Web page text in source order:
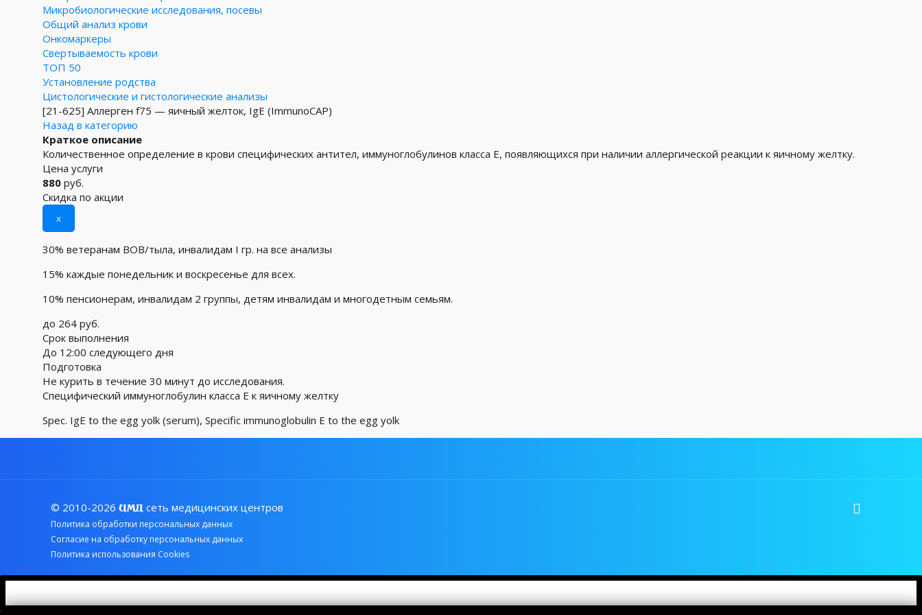
Микробиологические исследования, посевы
Общий анализ крови
Онкомаркеры
Свертываемость крови
ТОП 50
Установление родства
Цистологические и гистологические анализы
[21-625] Аллерген f75 — яичный желток, IgE (ImmunoCAP)
Назад в категорию
Краткое описание
Количественное определение в крови специфических антител, иммуноглобулинов класса E, появляющихся при наличии аллергической реакции к яичному желтку.
Цена услуги
880 руб.
Скидка по акции
x
30% ветеранам ВОВ/тыла, инвалидам I гр. на все анализы
15% каждые понедельник и воскресенье для всех.
10% пенсионерам, инвалидам 2 группы, детям инвалидам и многодетным семьям.
до 264 руб.
Срок выполнения
До 12:00 следующего дня
Подготовка
Не курить в течение 30 минут до исследования.
Специфический иммуноглобулин класса Е к яичному желтку
Spec. IgE to the egg yolk (serum), Specific immunoglobulin E to the egg yolk
© 2010-2026ЦМД сеть медицинских центров
Политика обработки персональных данных
Согласие на обработку персональных данных
Политика использования Cookies